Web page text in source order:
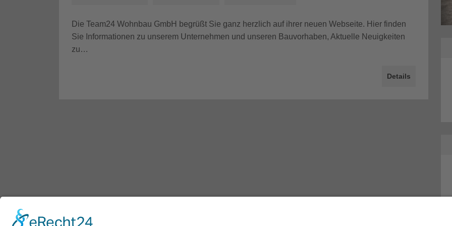
Die Team24 Wohnbau GmbH begrüßt Sie ganz herzlich auf ihrer neuen Webseite. Hier finden
Sie Informationen zu unserem Unternehmen und unseren Bauvorhaben, Aktuelle Neuigkeiten
zu…
Details